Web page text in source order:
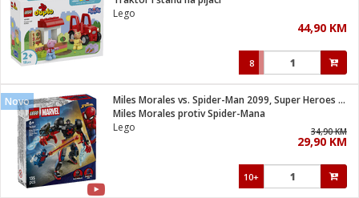
Lego
44,90 KM
8
Novo
Miles Morales vs. Spider-Man 2099, Super Heroes Marvel
Miles Morales protiv Spider-Mana
Lego
34,90 KM
29,90 KM
10+